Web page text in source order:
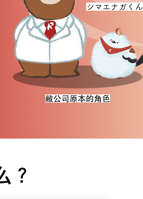
シマエナガくん
敝公司原本的角色
？